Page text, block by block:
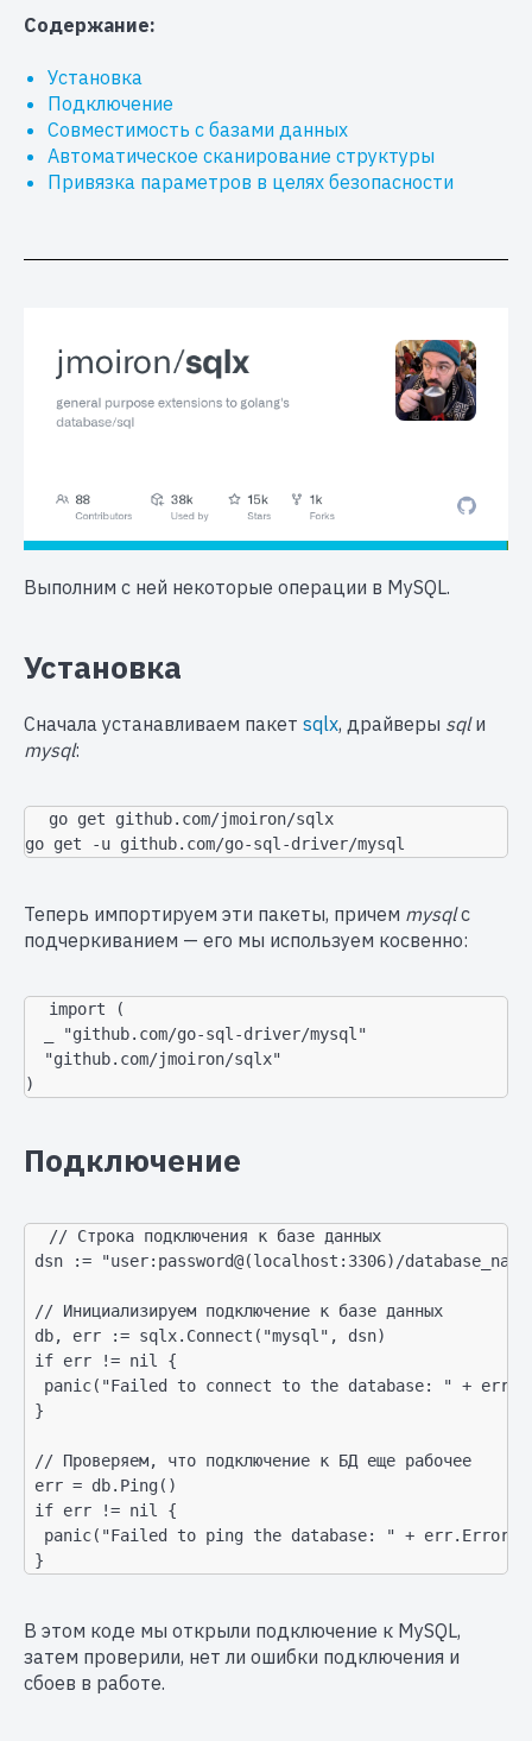
Содержание:
Установка
Подключение
Совместимость с базами данных
Автоматическое сканирование структуры
Привязка параметров в целях безопасности
Выполним с ней некоторые операции в MySQL.
Установка
Сначала устанавливаем пакет sqlx, драйверы sqlи
mysql:
go get github.com/jmoiron/sqlx
go get -u github.com/go-sql-driver/mysql
Теперь импортируем эти пакеты, причем mysqlс
подчеркиванием — его мы используем косвенно:
import (
  _ "github.com/go-sql-driver/mysql"
  "github.com/jmoiron/sqlx"
)
Подключение
// Строка подключения к базе данных
dsn := "user:password@(localhost:3306)/
// Инициализируем подключение к базе данных
db, err := sqlx.Connect("mysql", dsn)
if err != nil {
panic("Failed to connect to the database: " +
}
// Проверяем, что подключение к БД еще рабочее
err = db.Ping()
if err != nil {
panic("Failed to ping the database: " +
}
В этом коде мы открыли подключение к MySQL,
затем проверили, нет ли ошибки подключения и
сбоев в работе.